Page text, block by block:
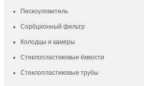
Пескоуловитель
Сорбционный фильтр
Колодцы и камеры
Стеклопластиковые ёмкости
Стеклопластиковые трубы